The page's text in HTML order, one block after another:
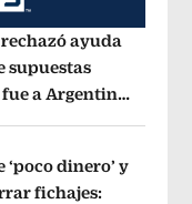
ayuda
supuestas
fue a Argentina
Opens in new
dinero’ y
fichajes: